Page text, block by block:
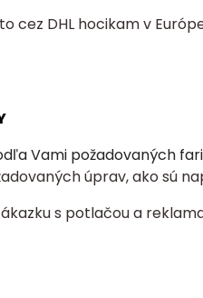
cez DHL hocikam v
Vami požadovaných
úprav, ako sú
s potlačou a